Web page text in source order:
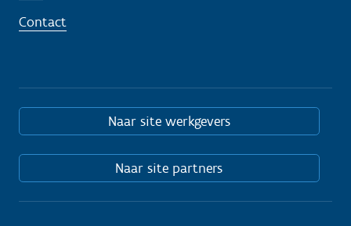
Contact
Naar site werkgevers
Naar site partners